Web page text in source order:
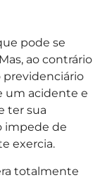
pode se
ao contrário
previdenciário
um acidente e
ter sua
impede de
exercia.
totalmente